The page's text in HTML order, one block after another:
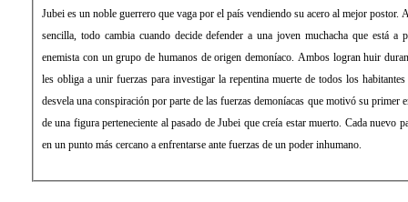
Jubei es un noble guerrero que vaga por el país vendiendo su acero al mejor postor.
sencilla, todo cambia cuando decide defender a una joven muchacha que está
enemista con un grupo de humanos de origen demoníaco. Ambos logran huir
les obliga a unir fuerzas para investigar la repentina muerte de todos los
desvela una conspiración por parte de las fuerzas demoníacas que motivó su primer
de una figura perteneciente al pasado de Jubei que creía estar muerto. Cada nuevo
en un punto más cercano a enfrentarse ante fuerzas de un poder inhumano.